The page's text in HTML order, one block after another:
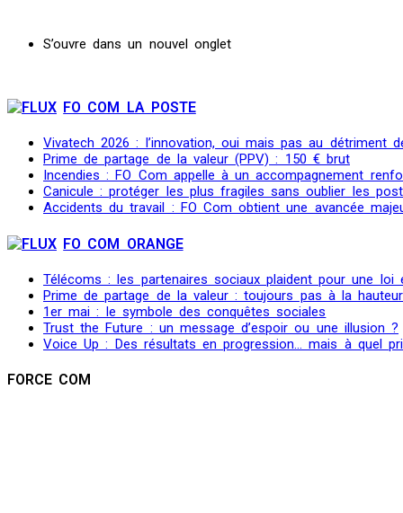
S’ouvre dans un nouvel onglet
FO COM LA POSTE
Vivatech 2026 : l’innovation, oui mais pas au détriment
Prime de partage de la valeur (PPV) : 150 € brut
Incendies : FO Com appelle à un accompagnement
Canicule : protéger les plus fragiles sans oublier les
Accidents du travail : FO Com obtient une avancée
FO COM ORANGE
Télécoms : les partenaires sociaux plaident pour une loi
Prime de partage de la valeur : toujours pas à la hauteur
1er mai : le symbole des conquêtes sociales
Trust the Future : un message d’espoir ou une illusion ?
Voice Up : Des résultats en progression… mais à quel
FORCE COM